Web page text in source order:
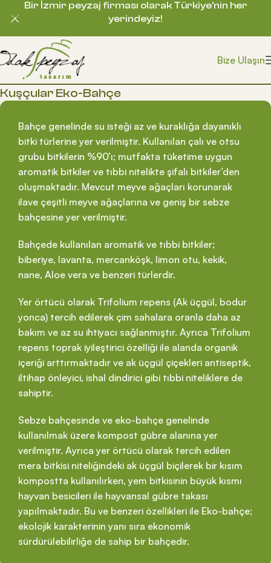
Skip to navigation
Bize Ulaşın
Kuşçular Eko-Bahçe
Bahçe genelinde su isteği az ve kuraklığa dayanıklı
bitki türlerine yer verilmiştir. Kullanılan çalı ve otsu
grubu bitkilerin %90’ı; mutfakta tüketime uygun
aromatik bitkiler ve tıbbi nitelikte şifalı bitkiler’den
oluşmaktadır. Mevcut meyve ağaçları korunarak
ilave çeşitli meyve ağaçlarına ve geniş bir sebze
bahçesine yer verilmiştir.
Bahçede kullanılan aromatik ve tıbbi bitkiler;
biberiye, lavanta, mercanköşk, limon otu, kekik,
nane, Aloe vera ve benzeri türlerdir.
Yer örtücü olarak Trifolium repens (Ak üçgül, bodur
yonca) tercih edilerek çim sahalara oranla daha az
bakım ve az su ihtiyacı sağlanmıştır. Ayrıca Trifolium
repens toprak iyileştirici özelliği ile alanda organik
içeriği arttırmaktadır ve ak üçgül çiçekleri antiseptik,
iltihap önleyici, ishal dindirici gibi tıbbi niteliklere de
sahiptir.
Sebze bahçesinde ve eko-bahçe genelinde
kullanılmak üzere kompost gübre alanına yer
verilmiştir. Ayrıca yer örtücü olarak tercih edilen
mera bitkisi niteliğindeki ak üçgül biçilerek bir kısım
kompostta kullanılırken, yem bitkisinin büyük kısmı
hayvan besicileri ile hayvansal gübre takası
yapılmaktadır. Bu ve benzeri özellikleri ile Eko-bahçe;
ekolojik karakterinin yanı sıra ekonomik
sürdürülebilirliğe de sahip bir bahçedir.
Bir İzmir peyzaj firması olarak Türkiye’nin her
yerindeyiz!